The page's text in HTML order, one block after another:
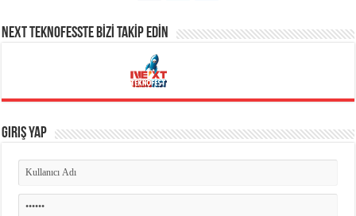
NEXT TEKNOFESSTE BİZİ TAKİP EDİN
Giriş Yap